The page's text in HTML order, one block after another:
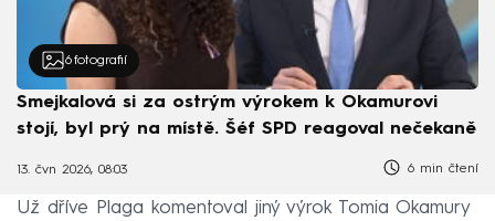
6 fotografií
Smejkalová si za ostrým výrokem k Okamurovi
stojí, byl prý na místě. Šéf SPD reagoval nečekaně
13. čvn 2026, 08:03 6 min čtení
Už dříve Plaga komentoval jiný výrok Tomia Okamury